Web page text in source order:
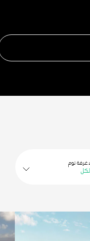
غرفة نوم